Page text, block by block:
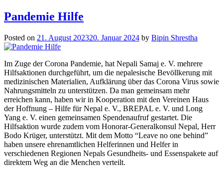
Pandemie Hilfe
Posted on 21. August 202320. Januar 2024 by Bipin Shrestha
Im Zuge der Corona Pandemie, hat Nepali Samaj e. V. mehrere
Hilfsaktionen durchgeführt, um die nepalesische Bevöllkerung mit
medizinischen Materialien, Aufklärung über das Corona Virus sowie
Nahrungsmitteln zu unterstützen. Da man gemeinsam mehr
erreichen kann, haben wir in Kooperation mit den Vereinen Haus
der Hoffnung – Hilfe für Nepal e. V., BREPAL e. V. und Long
Yang e. V. einen gemeinsamen Spendenaufruf gestartet. Die
Hilfsaktion wurde zudem vom Honorar-Generalkonsul Nepal, Herr
Bodo Krüger, unterstützt. Mit dem Motto “Leave no one behind”
haben unsere ehrenamtlichen Helferinnen und Helfer in
verschiedenen Regionen Nepals Gesundheits- und Essenspakete auf
direktem Weg an die Menchen verteilt.